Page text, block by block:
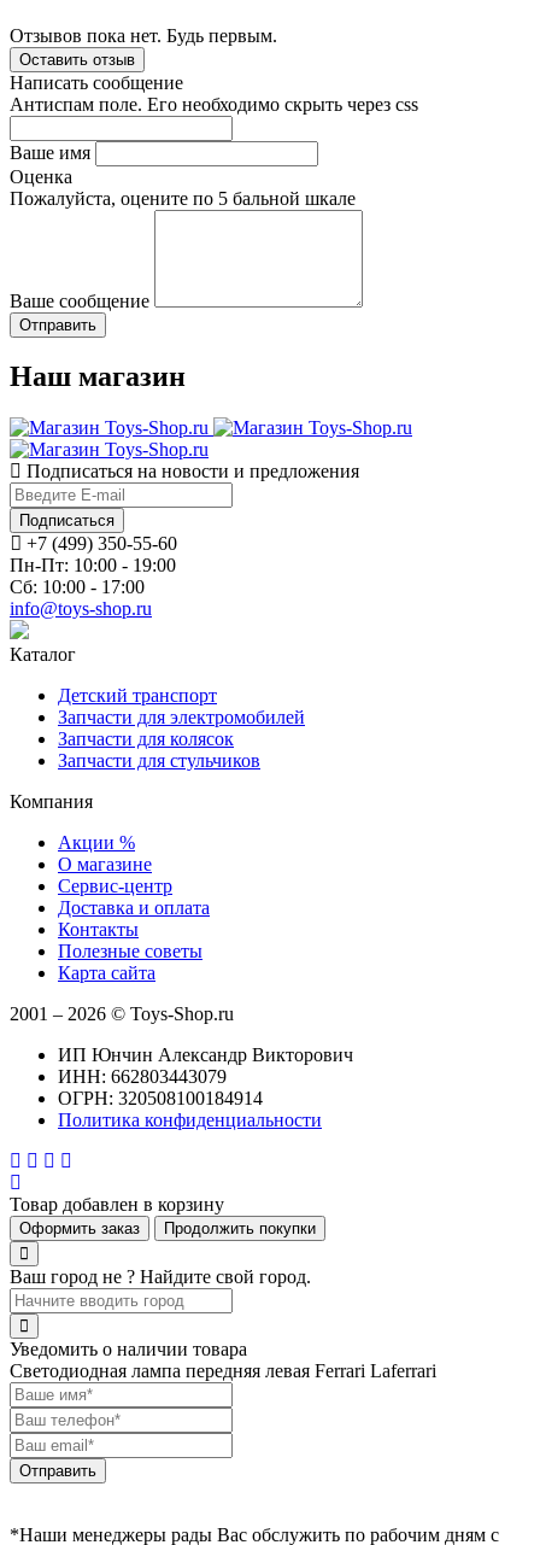
Отзывов пока нет. Будь первым.
Оставить отзыв
Написать сообщение
Антиспам поле. Его необходимо скрыть через css
Ваше имя
Оценка
Пожалуйста, оцените по 5 бальной шкале
Ваше сообщение
Наш магазин
Подписаться на новости и предложения
Подписаться
+7 (499) 350-55-60
Пн-Пт: 10:00 - 19:00
Сб: 10:00 - 17:00
info@toys-shop.ru
Каталог
Детский транспорт
Запчасти для электромобилей
Запчасти для колясок
Запчасти для стульчиков
Компания
Акции %
О магазине
Сервис-центр
Доставка и оплата
Контакты
Полезные советы
Карта сайта
2001 – 2026 © Toys-Shop.ru
ИП Юнчин Александр Викторович
ИНН: 662803443079
ОГРН: 320508100184914
Политика конфиденциальности
Товар добавлен в корзину
Оформить заказ Продолжить покупки
Ваш город не ? Найдите свой город.
Уведомить о наличии товара
Светодиодная лампа передняя левая Ferrari Laferrari
Отправить
*Наши менеджеры рады Вас обслужить по рабочим дням с